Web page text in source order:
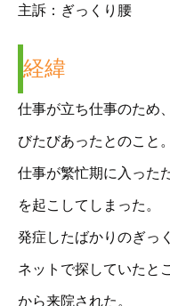
主訴：ぎっくり腰
経緯
仕事が立ち仕事のため
びたびあったとのこと。
仕事が繁忙期に入った
を起こしてしまった。
発症したばかりのぎっ
ネットで探していたと
から来院された。